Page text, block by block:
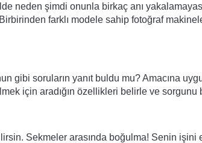
neden şimdi onunla birkaç anı
farklı modele sahip fotoğraf
gibi soruların yanıt buldu mu? Amacına
için aradığın özellikleri belirle ve sorgunu
Sekmeler arasında boğulma! Senin işini